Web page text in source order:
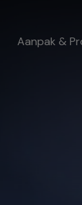
Aanpak &